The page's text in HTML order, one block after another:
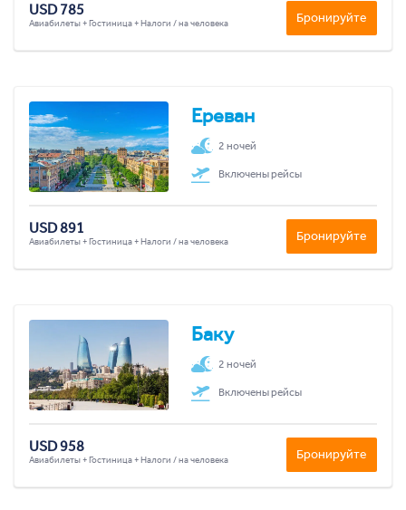
USD 785
Авиабилеты + Гостиница + Налоги / на человека Бронируйте
Ереван
2 ночей
Включены рейсы
USD 891
Авиабилеты + Гостиница + Налоги / на человека Бронируйте
Баку
2 ночей
Включены рейсы
USD 958
Авиабилеты + Гостиница + Налоги / на человека Бронируйте